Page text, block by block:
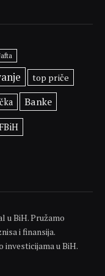
top priče
Banke
u BiH. Pružamo
i finansija.
investicijama u BiH.